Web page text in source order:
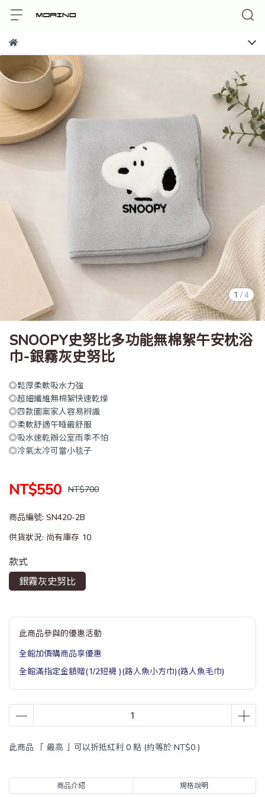
1 /4
SNOOPY史努比多功能無棉絮午安枕浴
巾-銀霧灰史努比
◎鬆厚柔軟吸水力強
◎超細纖維無棉絮快速乾燥
◎四款圖案家人容易辨識
◎柔軟舒適午睡最舒服
◎吸水速乾辦公室雨季不怕
◎冷氣太冷可當小毯子
NT$550 NT$700
商品編號: SN420-2B
供貨狀況: 尚有庫存 10
款式
銀霧灰史努比
此商品參與的優惠活動
全館加價購商品享優惠
全館滿指定金額贈(1/2短襪 )(路人魚小方巾)(路人魚毛巾)
此商品 「 最高 」可以折抵紅利 0 點 (約等於 NT$0 )
商品介紹 規格說明